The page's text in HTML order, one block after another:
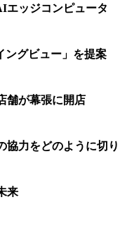
エッジコンピュータ
ングビュー」を提案
舗が幕張に開店
協力をどのように切り
来